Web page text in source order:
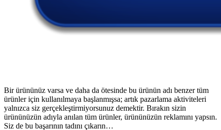
Bir ürününüz varsa ve daha da ötesinde bu ürünün adı benzer tüm
ürünler için kullanılmaya başlanmışsa; artık pazarlama aktiviteleri
yalnızca siz gerçekleştirmiyorsunuz demektir. Bırakın sizin
ürününüzün adıyla anılan tüm ürünler, ürününüzün reklamını yapsın.
Siz de bu başarının tadını çıkarın…